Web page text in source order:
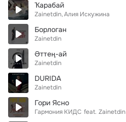
Ҡарабай
Zainetdin Алия Искужина
Борлоган
Zainetdin
Әттең-ай
Zainetdin
DURIDA
Zainetdin
Гори Ясно
Гармония КИДС feat. Zainetdin